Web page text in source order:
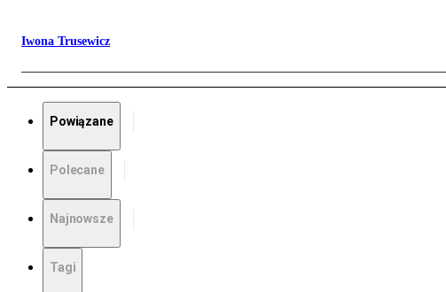
Iwona Trusewicz
Powiązane
Polecane
Najnowsze
Tagi